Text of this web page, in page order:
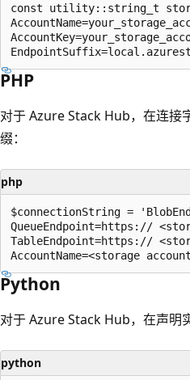
const utility::string_t
PHP
对于 Azure Stack Hub，在连接
缀：
php
$connectionString =
QueueEndpoint=https://
TableEndpoint=https://
Python
对于 Azure Stack Hub，在声明
python